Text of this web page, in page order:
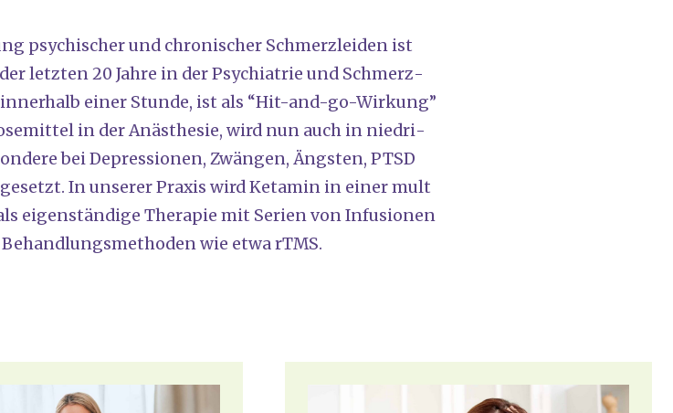
psy­chi­scher und chro­ni­scher Schmerz­lei­den ist
letz­ten 20 Jah­re in der Psych­ia­trie und Schmerz­
einer Stun­de, ist als “Hit-and-go-Wir­kung”
in der Anäs­the­sie, wird nun auch in nied­ri­
bei Depres­sio­nen, Zwän­gen, Ängs­ten, PTSD
In unse­rer Pra­xis wird Ket­amin in einer mul­t
eigen­stän­di­ge The­ra­pie mit Seri­en von Infu­sio­nen
wie etwa rTMS.